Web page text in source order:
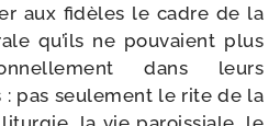
aux fidèles le cadre de la
qu’ils ne pou­vaient plus
dans leurs
: pas seule­ment le rite de la